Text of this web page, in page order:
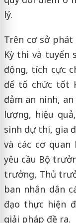
lý.
Trên cơ sở
Kỳ thi và tuyển
động, tích cực
để tổ chức tốt
đảm an ninh,
lượng, hiệu
sinh dự thi, gia
và các cơ
yêu cầu Bộ
trưởng, Thủ
ban nhân dân
đạo thực hiện
giải pháp đề ra.